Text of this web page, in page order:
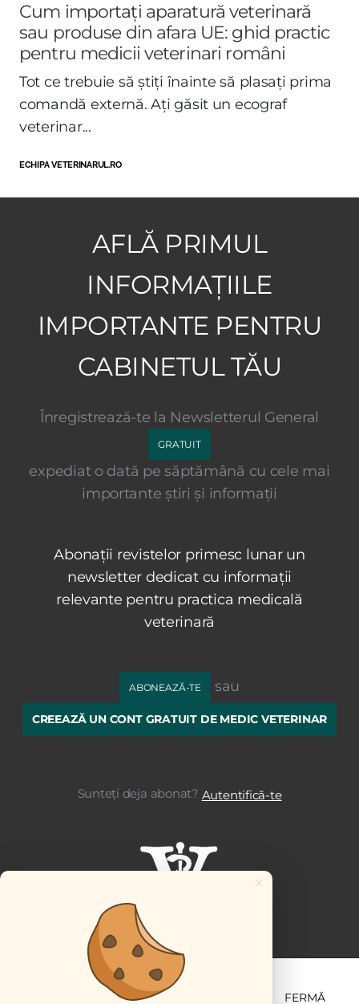
Cum importați aparatură veterinară
sau produse din afara UE: ghid practic
pentru medicii veterinari români
Tot ce trebuie să știți înainte să plasați prima
comandă externă. Ați găsit un ecograf
veterinar...
ECHIPA VETERINARUL.RO
AFLĂ PRIMUL
INFORMAȚIILE
IMPORTANTE PENTRU
CABINETUL TĂU
Înregistrează-te la Newsletterul General
GRATUIT
expediat o dată pe săptămână cu cele mai
importante știri și informații
Abonații revistelor primesc lunar un
newsletter dedicat cu informații
relevante pentru practica medicală
veterinară
ABONEAZĂ-TE sau
CREEAZĂ UN CONT GRATUIT DE MEDIC VETERINAR
Sunteți deja abonat? Autentifică-te
ȘTIINȚĂ ȘI PRACTICĂ FERMĂ
×